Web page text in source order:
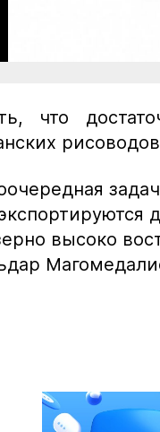
что
высоко